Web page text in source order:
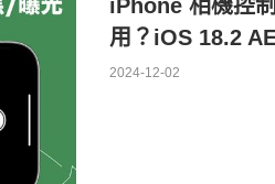
iPhone 相機控
用？iOS 18.2
2024-12-02